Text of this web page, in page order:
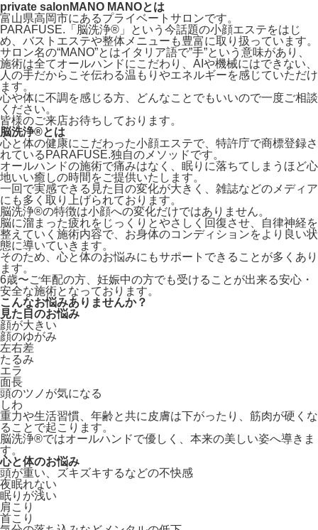
private salon MANO MANOとは
富山県高岡市にあるプライベートサロンです。
PARAFUSE.「脳洗浄®︎」という今話題の小顔エステをはじ
め、バストエステや整体メニューも豊富に取り扱っています。
サロン名の“MANO”とはイタリア語で”手”という意味があり、
施術は全てオールハンドにこだわり、AIや機械にはできない、
人の手だからこそ伝わる温もりやエネルギーを感じていただけ
ます。
心や体に不調を感じる方、どんなことでもいいので一度ご相談
ください。
皆様のご来店お待ちしております。
脳洗浄®︎とは
心と体の健康にこだわった小顔エステで、特許庁で商標登録さ
れているPARAFUSE.独自のメソッドです。
オールハンドの施術で痛みはなく、眠りに落ちてしまうほど心
地いい癒しの時間をご提供いたします。
一回で実感できる見た目の変化が大きく、雑誌などのメディア
にも多く取り上げられております。
脳洗浄®︎の特徴は小顔への変化だけではありません。
脳に溜まった疲れをじっくりとやさしく回復させ、自律神経を
整えていく施術内容で、お身体のコンディションをより良い状
態に導いていきます。
そのため、心と体のお悩みにもサポートできることが多くあり
ます。
6歳〜ご年配の方、妊娠中の方でも受けることが出来る安心・
安全な施術となっております。
こんなお悩みありませんか？
見た目のお悩み
顔が大きい
顔のゆがみ
左右差
たるみ
エラ
面長
頭のツノが気になる
しわ
重力や生活習慣、年齢と共に皮膚は下がったり、筋肉が硬くな
ることで起こります。
脳洗浄®︎ではオールハンドで優しく、本来の美しい姿へ導きま
す。
心と体のお悩み
頭が重い、ズキズキするなどの不快感
夜眠れない
眠りが浅い
肩こり
首こり